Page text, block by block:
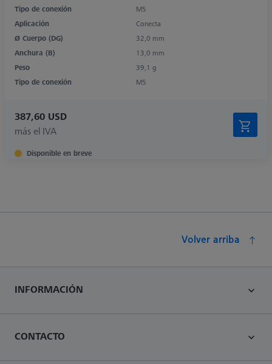
Tipo de conexión
M5
Aplicación
Conecta
Ø Cuerpo (DG)
32,0 mm
Anchura (B)
13,0 mm
Peso
39,1 g
Tipo de conexión
M5
387,60 USD
más el IVA
Disponible en breve
Volver arriba
INFORMACIÓN
CONTACTO